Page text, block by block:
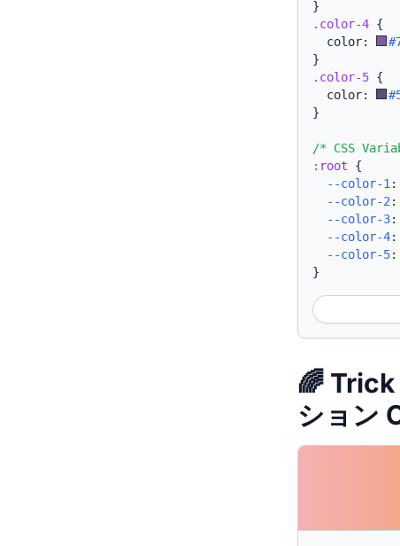
}
.color-4 {
  color:
}
.color-5 {
  color:
}
/* CSS
:root {
--color-1 :
--color-2 :
--color-3:
--color-4:
--color-5:
}
🌈
ション